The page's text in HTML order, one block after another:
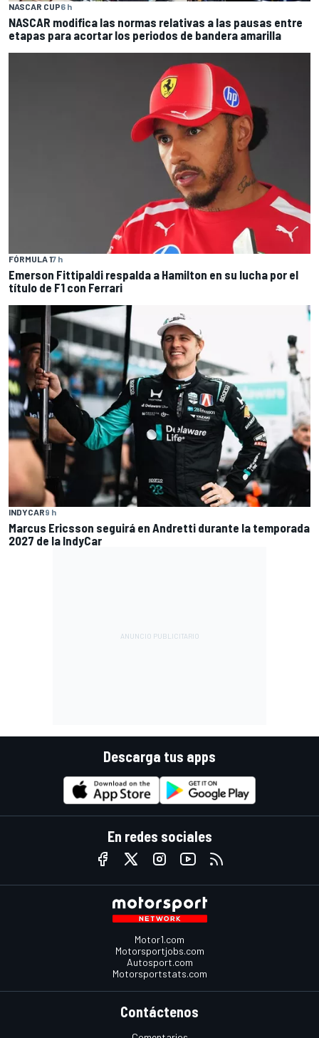
NASCAR CUP6 h
NASCAR modifica las normas relativas a las pausas entre
etapas para acortar los periodos de bandera amarilla
FÓRMULA 17 h
Emerson Fittipaldi respalda a Hamilton en su lucha por el
título de F1 con Ferrari
INDYCAR9 h
Marcus Ericsson seguirá en Andretti durante la temporada
2027 de la IndyCar
Descarga tus apps
En redes sociales
Motor1.com
Motorsportjobs.com
Autosport.com
Motorsportstats.com
Contáctenos